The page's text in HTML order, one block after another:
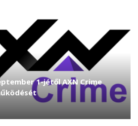
1-jétől AXN Crime